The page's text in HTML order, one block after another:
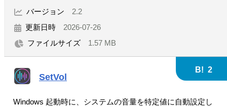
バージョン 2.2
更新日時 2026-07-26
ファイルサイズ 1.57 MB
SetVol
B! 2
Windows 起動時に、システムの音量を特定値に自動設定し